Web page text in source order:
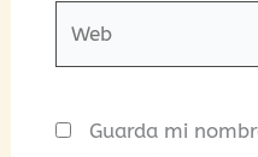
Guarda mi